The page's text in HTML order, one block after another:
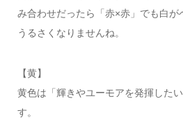
み合わせだったら「赤×赤」でも白が
うるさくなりませんね。
【黄】
黄色は「輝きやユーモアを発揮した
す。